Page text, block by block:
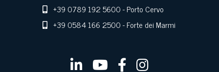
+39 0789 192 5600- Porto Cervo
+39 0584 166 2500- Forte dei Marmi